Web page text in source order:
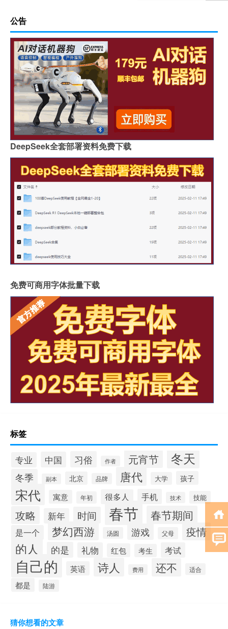
公告
DeepSeek全套部署资料免费下载
免费可商用字体批量下载
标签
专业 中国 习俗 作者 元宵节 冬天
冬季 副本 北京 品牌 唐代 大学 孩子
宋代 寓意 年初 很多人 手机 技术 技能
攻略 新年 时间 春节 春节期间
是一个 梦幻西游 汤圆 游戏 父母 疫情
的人 的是 礼物 红包 考生 考试
自己的 英语 诗人 费用 还不 适合
都是 陆游
猜你想看的文章